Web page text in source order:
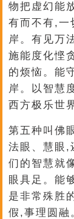
物把虚幻能
有而不有,一
岸。有见万
施能度化悭
的烦恼。能
岸。以智慧
西方极乐世
第五种叫佛
法眼、慧眼,
们的智慧就
眼具足。能
是非常殊胜
假,事理圆融